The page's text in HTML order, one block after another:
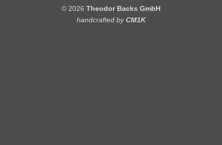
© 2026 Theodor Backs GmbH
handcrafted byCM1K